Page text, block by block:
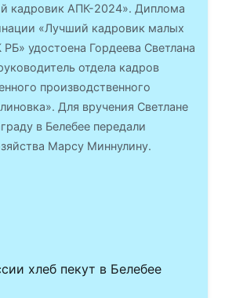
кадровик АПК-2024». Диплома
«Лучший кадровик малых
удостоена Гордеева Светлана
отдела кадров
производственного
Для вручения Светлане
в Белебее передали
Марсу Миннулину.